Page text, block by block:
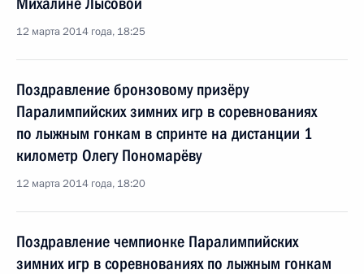
12 марта 2014 года, 18:25
Поздравление бронзовому призёру
Паралимпийских зимних игр в соревнованиях
по лыжным гонкам в спринте на дистанции 1
километр Олегу Пономарёву
12 марта 2014 года, 18:20
Поздравление чемпионке Паралимпийских
зимних игр в соревнованиях по лыжным гонкам